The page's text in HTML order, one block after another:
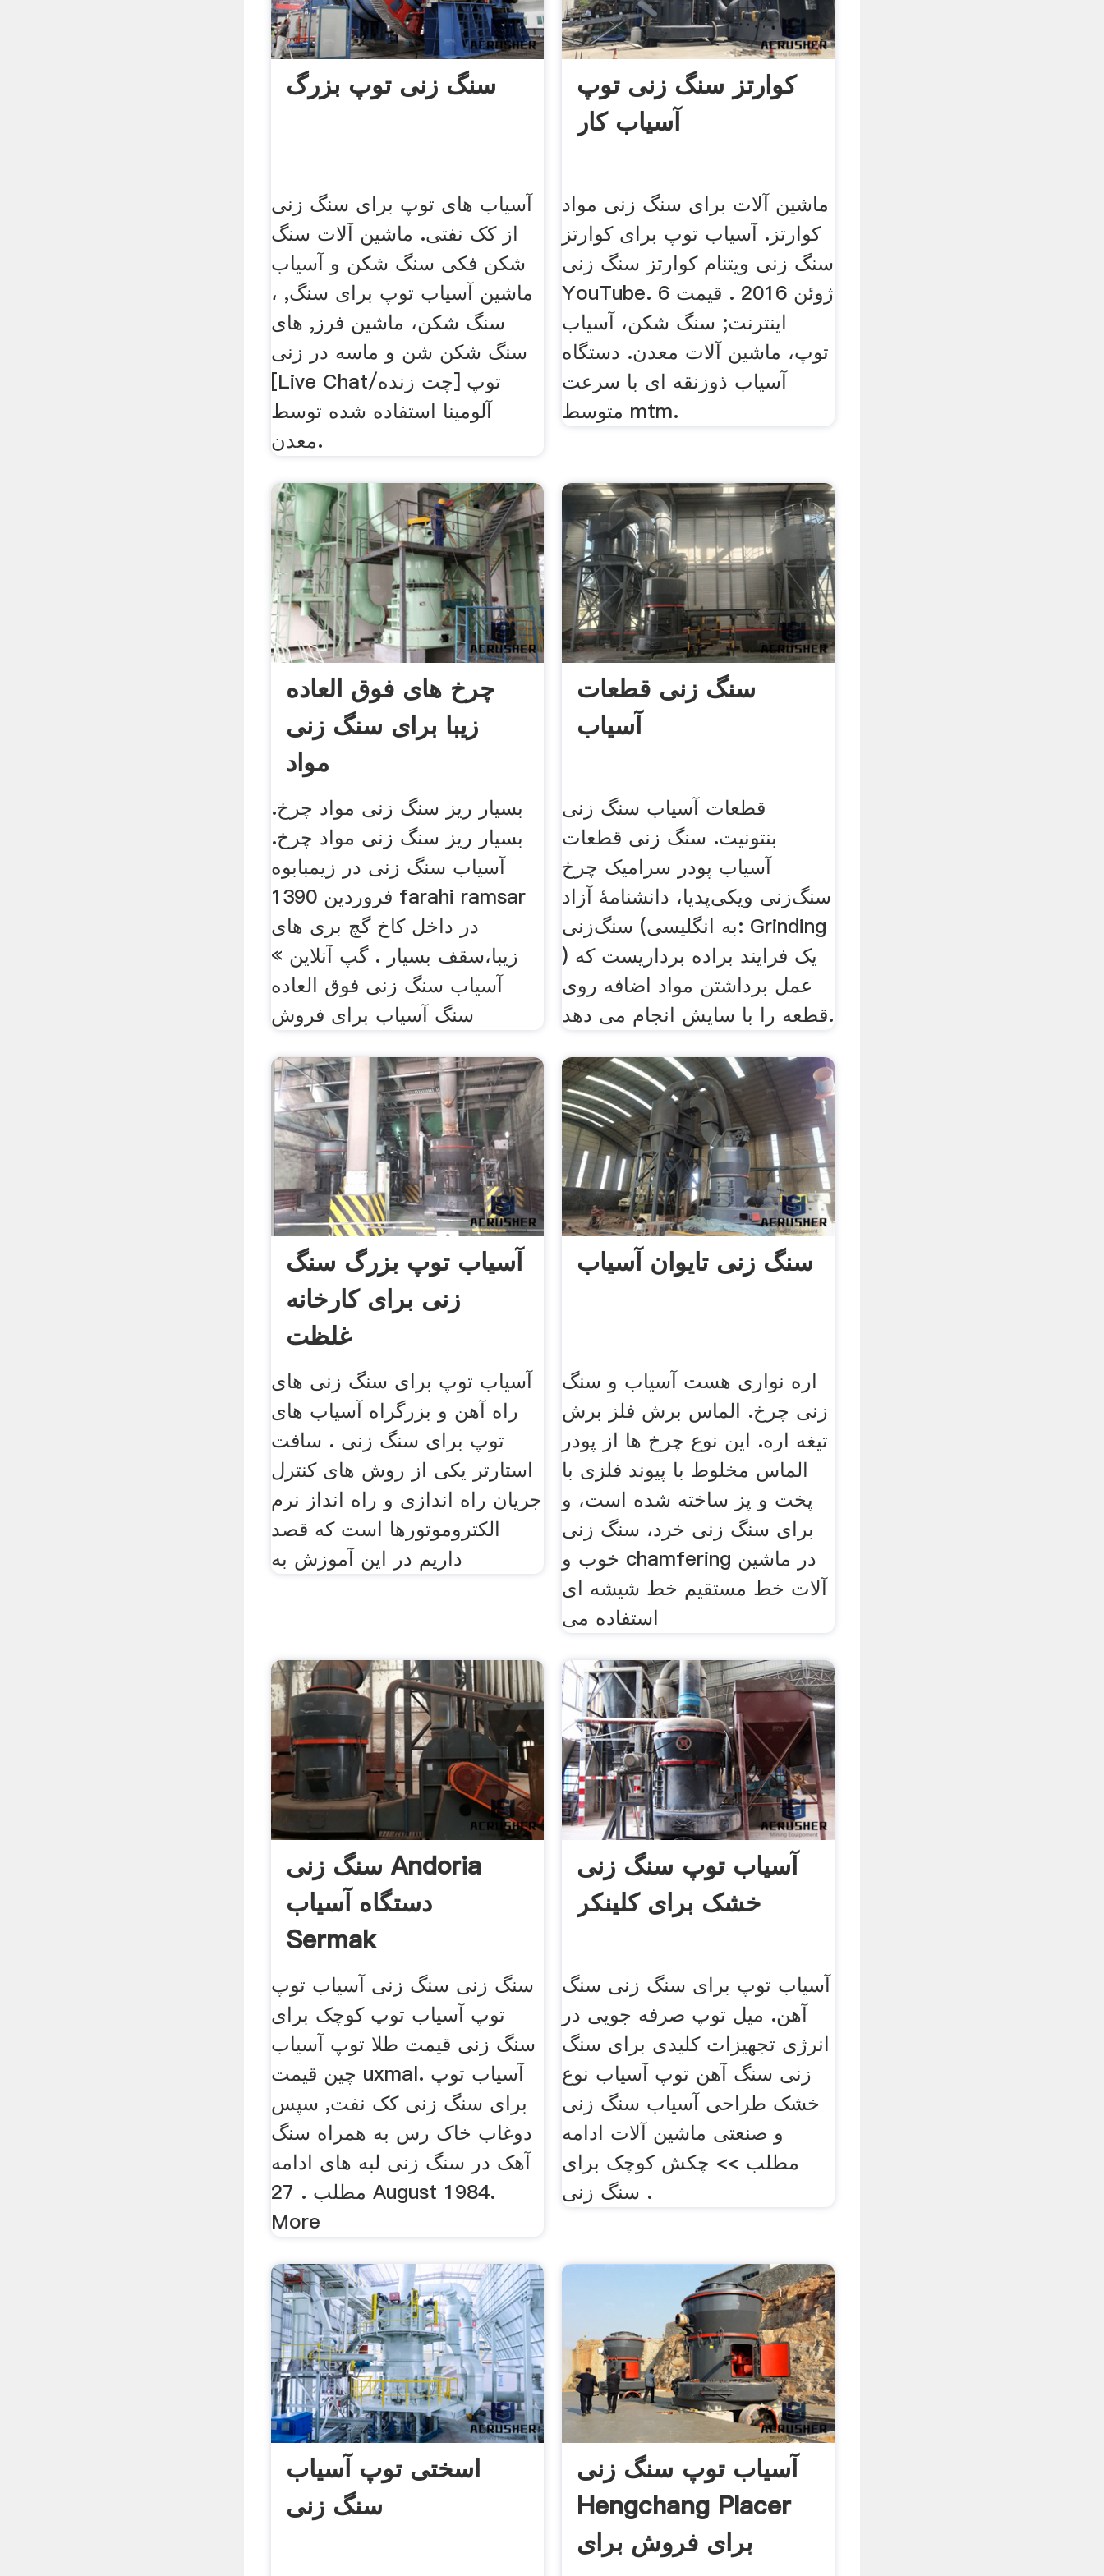
سنگ زنی توپ بزرگ
آسیاب های توپ برای سنگ زنی
از کک نفتی. ماشین آلات سنگ
شکن فکی سنگ شکن و آسیاب
ماشین آسیاب توپ برای سنگ, ،
سنگ شکن، ماشین فرز, های
سنگ شکن شن و ماسه در زنی
[Live Chat/چت زنده] توپ
آلومینا استفاده شده توسط
معدن.
کوارتز سنگ زنی توپ
آسیاب کار
ماشین آلات برای سنگ زنی مواد
کوارتز. آسیاب توپ برای کوارتز
سنگ زنی ویتنام کوارتز سنگ زنی
YouTube. 6 ژوئن 2016 . قیمت
اینترنت; سنگ شکن، آسیاب
توپ، ماشین آلات معدن. دستگاه
آسیاب ذوزنقه ای با سرعت
متوسط mtm.
چرخ های فوق العاده
زیبا برای سنگ زنی
مواد
بسیار ریز سنگ زنی مواد چرخ.
بسیار ریز سنگ زنی مواد چرخ.
آسیاب سنگ زنی در زیمبابوه
فروردین 1390 farahi ramsar
در داخل کاخ گچ بری های
زیبا،سقف بسیار . گپ آنلاین »
آسیاب سنگ زنی فوق العاده
سنگ آسیاب برای فروش
سنگ زنی قطعات
آسیاب
قطعات آسیاب سنگ زنی
بنتونیت. سنگ زنی قطعات
آسیاب پودر سرامیک چرخ
سنگ‌زنی ویکی‌پدیا، دانشنامهٔ آزاد
سنگ‌زنی (به انگلیسی: Grinding
) یک فرایند براده برداریست که
عمل برداشتن مواد اضافه روی
قطعه را با سایش انجام می دهد.
آسیاب توپ بزرگ سنگ
زنی برای کارخانه
غلظت
آسیاب توپ برای سنگ زنی های
راه آهن و بزرگراه آسیاب های
توپ برای سنگ زنی . سافت
استارتر یکی از روش های کنترل
جریان راه اندازی و راه انداز نرم
الکتروموتورها است که قصد
داریم در این آموزش به
سنگ زنی تایوان آسیاب
اره نواری هست آسیاب و سنگ
زنی چرخ. الماس برش فلز برش
تیغه اره. این نوع چرخ ها از پودر
الماس مخلوط با پیوند فلزی با
پخت و پز ساخته شده است، و
برای سنگ زنی خرد، سنگ زنی
خوب و chamfering در ماشین
آلات خط مستقیم خط شیشه ای
استفاده می
سنگ زنی Andoria
دستگاه آسیاب
Sermak
سنگ زنی سنگ زنی آسیاب توپ
توپ آسیاب توپ کوچک برای
سنگ زنی قیمت طلا توپ آسیاب
چین قیمت uxmal. آسیاب توپ
برای سنگ زنی کک نفت, سپس
دوغاب خاک رس به همراه سنگ
آهک در سنگ زنی لبه های ادامه
مطلب . 27 August 1984.
More
آسیاب توپ سنگ زنی
خشک برای کلینکر
آسیاب توپ برای سنگ زنی سنگ
آهن. میل توپ صرفه جویی در
انرژی تجهیزات کلیدی برای سنگ
زنی سنگ آهن توپ آسیاب نوع
خشک طراحی آسیاب سنگ زنی
و صنعتی ماشین آلات ادامه
مطلب >> چکش کوچک برای
سنگ زنی .
اسختی توپ آسیاب
سنگ زنی
آسیاب توپ سنگ زنی
Hengchang Placer
برای فروش برای